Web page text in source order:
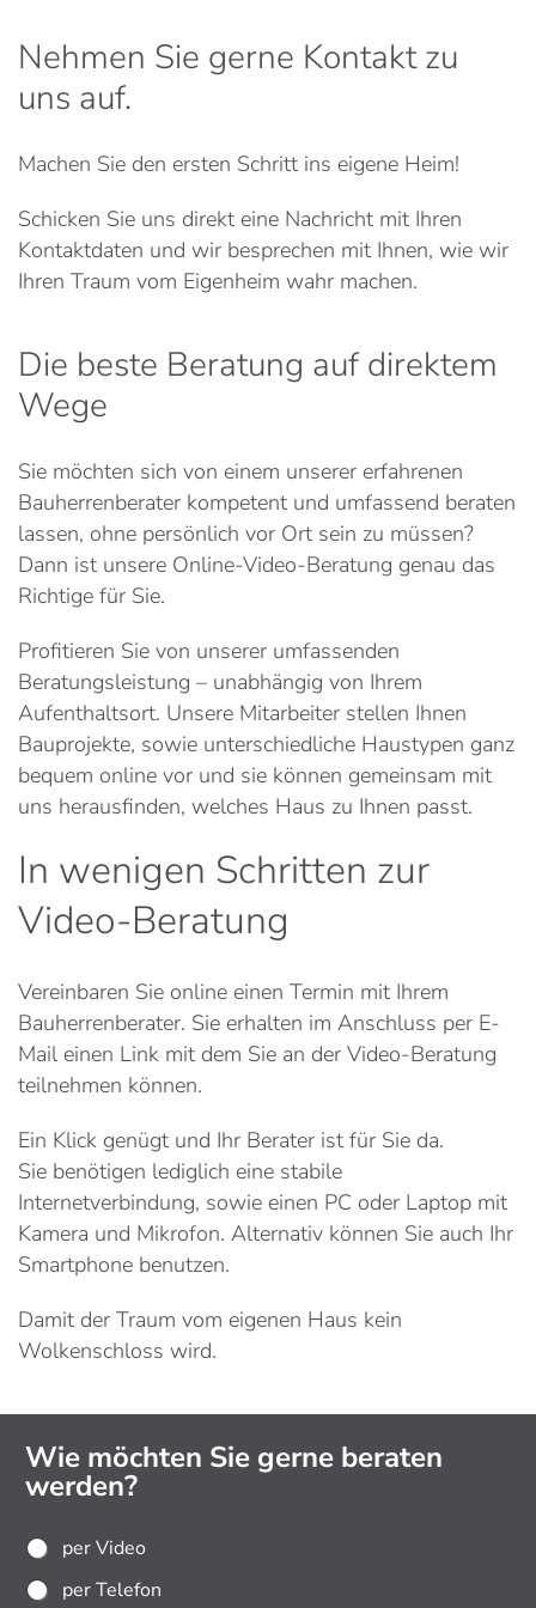
Nehmen Sie gerne Kontakt zu
uns auf.
Machen Sie den ersten Schritt ins eigene Heim!
Schicken Sie uns direkt eine Nachricht mit Ihren
Kontaktdaten und wir besprechen mit Ihnen, wie wir
Ihren Traum vom Eigenheim wahr machen.
Die beste Beratung auf direktem
Wege
Sie möchten sich von einem unserer erfahrenen
Bauherrenberater kompetent und umfassend beraten
lassen, ohne persönlich vor Ort sein zu müssen?
Dann ist unsere Online-Video-Beratung genau das
Richtige für Sie.
Profitieren Sie von unserer umfassenden
Beratungsleistung – unabhängig von Ihrem
Aufenthaltsort. Unsere Mitarbeiter stellen Ihnen
Bauprojekte, sowie unterschiedliche Haustypen ganz
bequem online vor und sie können gemeinsam mit
uns herausfinden, welches Haus zu Ihnen passt.
In wenigen Schritten zur
Video-Beratung
Vereinbaren Sie online einen Termin mit Ihrem
Bauherrenberater. Sie erhalten im Anschluss per E-
Mail einen Link mit dem Sie an der Video-Beratung
teilnehmen können.
Ein Klick genügt und Ihr Berater ist für Sie da.
Sie benötigen lediglich eine stabile
Internetverbindung, sowie einen PC oder Laptop mit
Kamera und Mikrofon. Alternativ können Sie auch Ihr
Smartphone benutzen.
Damit der Traum vom eigenen Haus kein
Wolkenschloss wird.
Wie möchten Sie gerne beraten
werden?
W
e
per Video
per Telefon